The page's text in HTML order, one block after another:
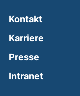
Kontakt
Karriere
Presse
Intranet